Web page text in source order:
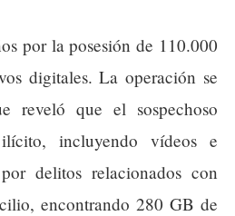
por la posesión de 110.000
digitales. La operación se
reveló que el sospechoso
incluyendo vídeos e
delitos relacionados con
encontrando 280 GB de